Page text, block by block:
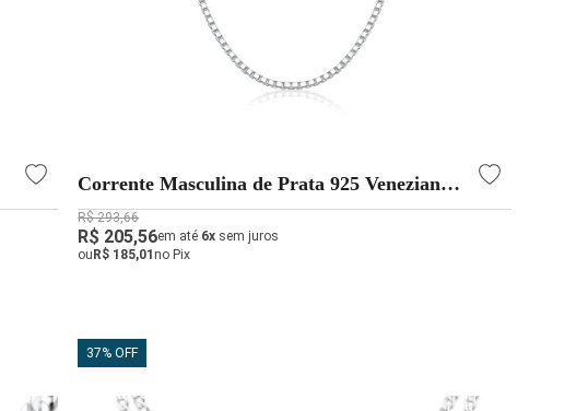
Corrente Masculina de Prata 925 Veneziana
com 1.5mm
R$ 293,66
R$ 205,56em até 6x sem juros
ouR$ 185,01no Pix
37% OFF